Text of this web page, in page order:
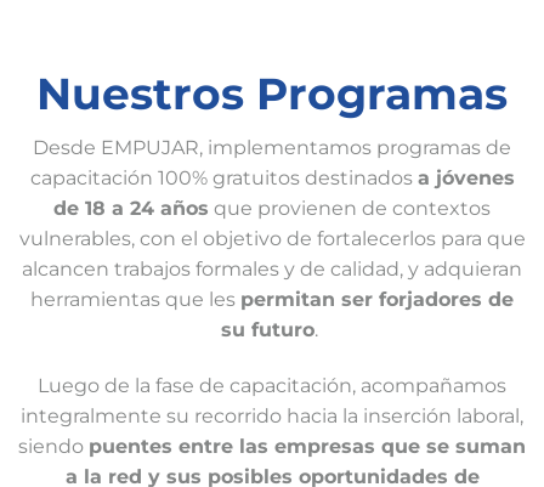
Nuestros Programas
Desde EMPUJAR, implementamos programas de
capacitación 100% gratuitos destinados a jóvenes
de 18 a 24 años que provienen de contextos
vulnerables, con el objetivo de fortalecerlos para que
alcancen trabajos formales y de calidad, y adquieran
herramientas que les permitan ser forjadores de
su futuro.
Luego de la fase de capacitación, acompañamos
integralmente su recorrido hacia la inserción laboral,
siendo puentes entre las empresas que se suman
a la red y sus posibles oportunidades de